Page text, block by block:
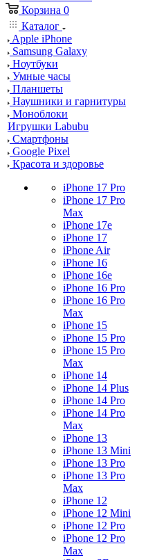
Корзина 0
Каталог
Apple iPhone
Samsung Galaxy
Ноутбуки
Умные часы
Планшеты
Наушники и гарнитуры
Моноблоки
Игрушки Labubu
Смартфоны
Google Pixel
Красота и здоровье
iPhone 17 Pro
iPhone 17 Pro
Max
iPhone 17e
iPhone 17
iPhone Air
iPhone 16
iPhone 16e
iPhone 16 Pro
iPhone 16 Pro
Max
iPhone 15
iPhone 15 Pro
iPhone 15 Pro
Max
iPhone 14
iPhone 14 Plus
iPhone 14 Pro
iPhone 14 Pro
Max
iPhone 13
iPhone 13 Mini
iPhone 13 Pro
iPhone 13 Pro
Max
iPhone 12
iPhone 12 Mini
iPhone 12 Pro
iPhone 12 Pro
Max